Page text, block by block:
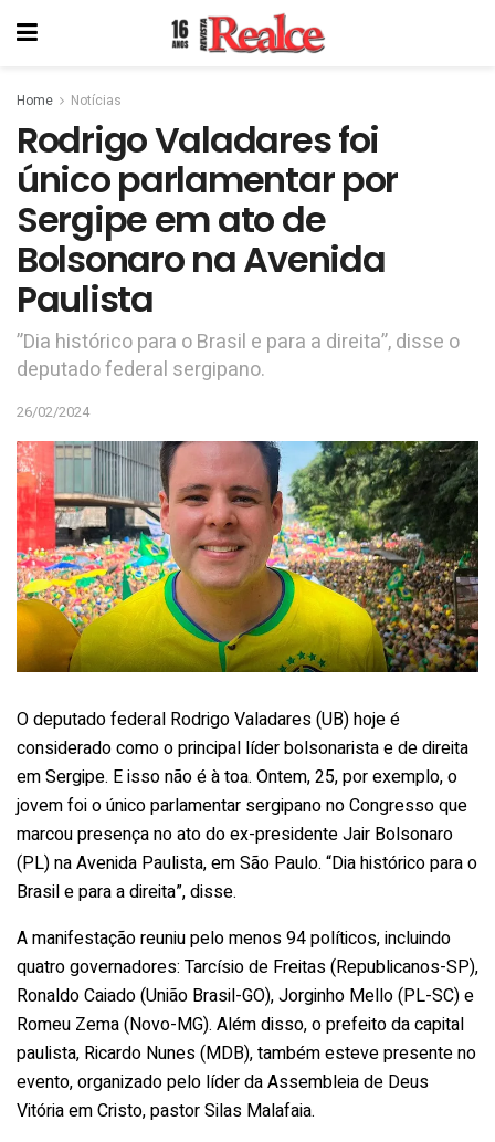
Home Notícias
Rodrigo Valadares foi
único parlamentar por
Sergipe em ato de
Bolsonaro na Avenida
Paulista
”Dia histórico para o Brasil e para a direita”, disse o
deputado federal sergipano.
26/02/2024
O deputado federal Rodrigo Valadares (UB) hoje é
considerado como o principal líder bolsonarista e de direita
em Sergipe. E isso não é à toa. Ontem, 25, por exemplo, o
jovem foi o único parlamentar sergipano no Congresso que
marcou presença no ato do ex-presidente Jair Bolsonaro
(PL) na Avenida Paulista, em São Paulo. “Dia histórico para o
Brasil e para a direita”, disse.
A manifestação reuniu pelo menos 94 políticos, incluindo
quatro governadores: Tarcísio de Freitas (Republicanos-SP),
Ronaldo Caiado (União Brasil-GO), Jorginho Mello (PL-SC) e
Romeu Zema (Novo-MG). Além disso, o prefeito da capital
paulista, Ricardo Nunes (MDB), também esteve presente no
evento, organizado pelo líder da Assembleia de Deus
Vitória em Cristo, pastor Silas Malafaia.